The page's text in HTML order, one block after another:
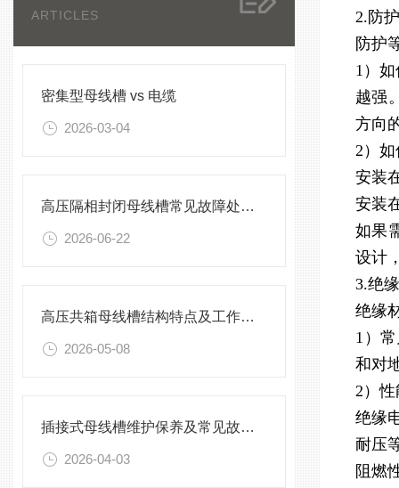
ARTICLES
密集型母线槽 vs 电缆
2026-03-04
高压隔相封闭母线槽常见故障处理方案
2026-06-22
高压共箱母线槽结构特点及工作原理
2026-05-08
插接式母线槽维护保养及常见故障处理指南
2026-04-03
2.防
防护
1）
越强
方向
2）
安装
安装
如果
设计
3.绝
绝缘
1）
和对
2）
绝缘
耐压
阻燃